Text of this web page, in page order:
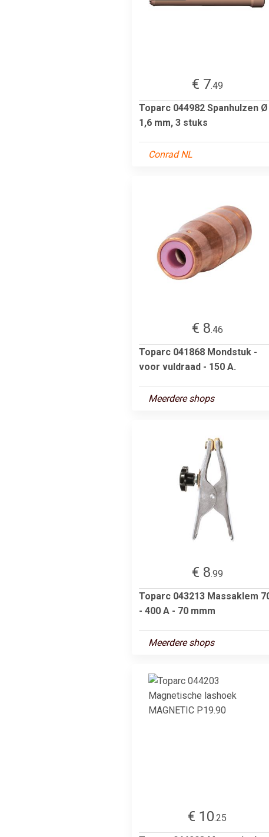
€ 7.49
Toparc 044982 Spanhulzen Ø
1,6 mm, 3 stuks
Conrad NL
€ 8.46
Toparc 041868 Mondstuk -
voor vuldraad - 150 A.
Meerdere shops
€ 8.99
Toparc 043213 Massaklem
- 400 A - 70 mmm
Meerdere shops
€ 10.25